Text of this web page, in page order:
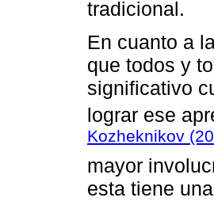
tradicional.
En cuanto a
que todos y
significativo
lograr ese
Kozheknikov
mayor
esta tiene